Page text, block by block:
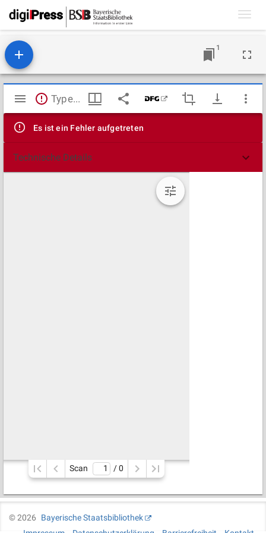
1
Mirador
Viewer
TypeError: Failed to fetch
Es ist ein Fehler aufgetreten
Technische Details
Scan / 0
©2026
Bayerische Staatsbibliothek